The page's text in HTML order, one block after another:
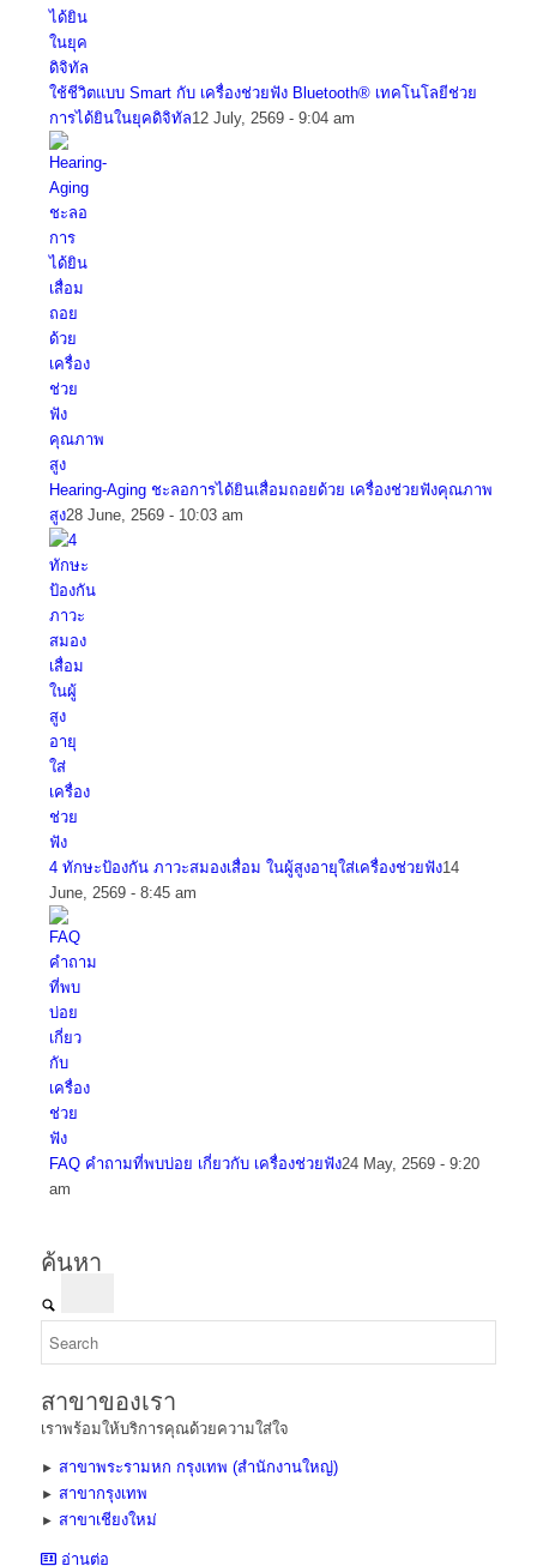
ใช้ชีวิตแบบ Smart กับ เครื่องช่วยฟัง Bluetooth® เทคโนโลยีช่วย
การได้ยินในยุคดิจิทัล12 July, 2569 - 9:04 am
Hearing-Aging ชะลอการได้ยินเสื่อมถอยด้วย เครื่องช่วยฟังคุณภาพ
สูง28 June, 2569 - 10:03 am
4 ทักษะป้องกัน ภาวะสมองเสื่อม ในผู้สูงอายุใส่เครื่องช่วยฟัง14
June, 2569 - 8:45 am
FAQ คำถามที่พบบ่อย เกี่ยวกับ เครื่องช่วยฟัง24 May, 2569 - 9:20
am
ค้นหา
สาขาของเรา
เราพร้อมให้บริการคุณด้วยความใส่ใจ
► สาขาพระรามหก กรุงเทพ (สำนักงานใหญ่)
► สาขากรุงเทพ
► สาขาเชียงใหม่
อ่านต่อ